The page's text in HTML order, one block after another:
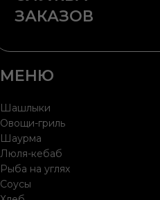
ЗАКАЗОВ
МЕНЮ
Шашлыки
Овощи-гриль
Шаурма
Люля-кебаб
Рыба на углях
Соусы